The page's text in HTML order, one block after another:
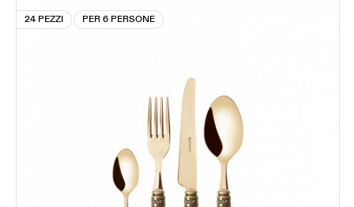
24 PEZZI PER 6 PERSONE